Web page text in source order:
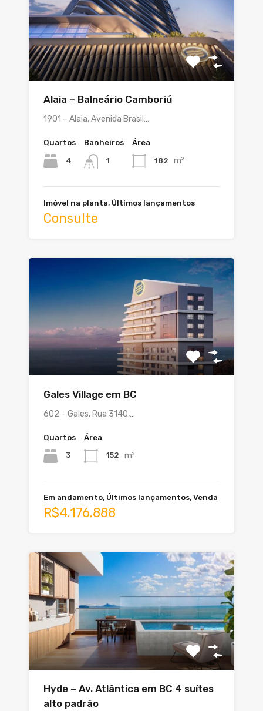
Alaia – Balneário Camboriú
1901 – Alaia, Avenida Brasil…
Quartos
4
Banheiros
1
Área
182 m²
Imóvel na planta, Últimos lançamentos
Consulte
Gales Village em BC
602 – Gales, Rua 3140,…
Quartos
3
Área
152 m²
Em andamento, Últimos lançamentos, Venda
R$4.176.888
Hyde – Av. Atlântica em BC 4 suítes
alto padrão